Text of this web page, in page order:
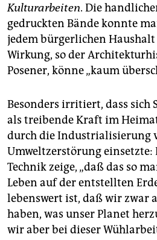
Kulturarbeiten. Die
gedruckten Bände konnte
jedem bürgerlichen
Wirkung, so der
Posener, könne „kaum
Besonders irritiert, dass sich
als treibende Kraft im
durch die Industrialisierung
Umweltzerstörung einsetzte:
Technik zeige, „daß das so
Leben auf der entstellten
lebenswert ist, daß wir zwar
haben, was unser Planet
wir aber bei dieser